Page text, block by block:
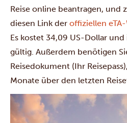
Reise online beantragen, und
diesen Link der offiziellen
Es kostet 34,09 US-Dollar
gültig. Außerdem benötigen
Reisedokument (Ihr
Monate über den letzten